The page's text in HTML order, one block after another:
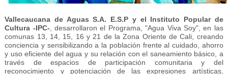
Vallecaucana de Aguas S.A. E.S.P y el Instituto Popular de
Cultura -IPC- , desarrollaron el Programa, "Agua Viva Soy", en las
comunas 13, 14, 15, 16 y 21 de la Zona Oriente de Cali, creando
conciencia y sensibilizando a la población frente al cuidado, ahorro
y uso eficiente del agua y su relación con el saneamiento básico, a
través de espacios de participación comunitaria y del
reconocimiento y potenciación de las expresiones artísticas,